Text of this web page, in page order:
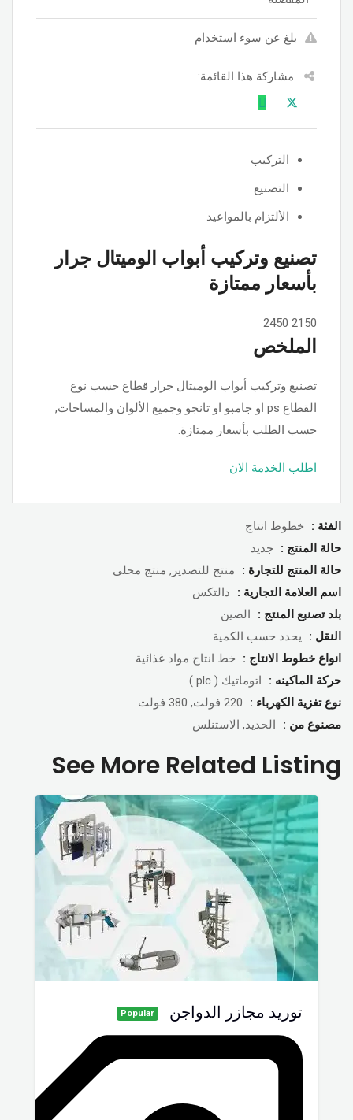
بلغ عن سوء استخدام
مشاركة هذا القائمة:
التركيب
التصنيع
الألتزام بالمواعيد
تصنيع وتركيب أبواب الوميتال جرار
بأسعار ممتازة
2150
2450
الملخص
تصنيع وتركيب أبواب الوميتال جرار قطاع حسب نوع
القطاع ps او جامبو او تانجو وجميع الألوان والمساحات,
حسب الطلب بأسعار ممتازة.
اطلب الخدمة الان
الفئة :
خطوط انتاج
حالة المنتج :
جديد
حالة المنتج للتجارة :
منتج للتصدير, منتج محلى
اسم العلامة التجارية :
دالتكس
بلد تصنبع المنتج :
الصين
النقل :
يحدد حسب الكمية
انواع خطوط الانتاج :
خط انتاج مواد غذائية
حركة الماكينه :
اتوماتيك ( plc )
نوع تغزية الكهرباء :
220 فولت, 380 فولت
مصنوع من :
الحديد, الاستنلس
See More Related Listing
توريد مجازر الدواجن Popular